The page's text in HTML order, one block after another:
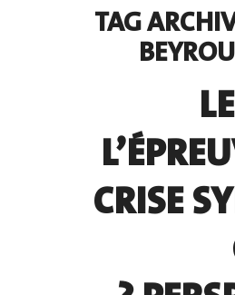
TAG
CRISE